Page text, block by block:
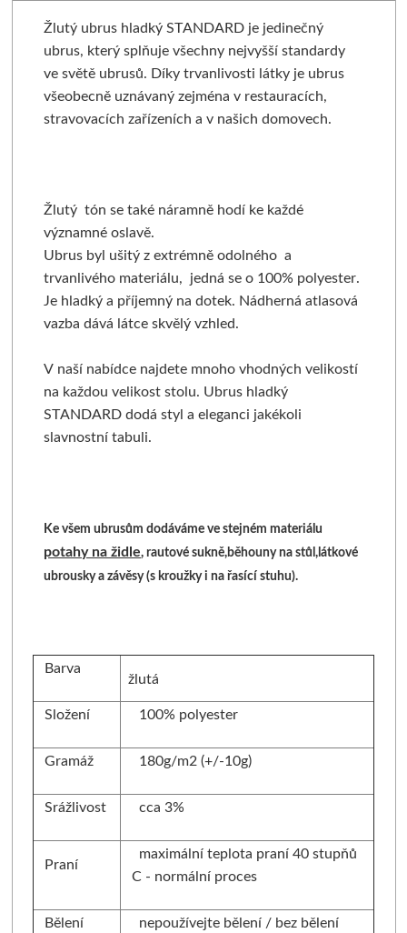
Žlutý ubrus hladký STANDARD je jedinečný
ubrus, který splňuje všechny nejvyšší standardy
ve světě ubrusů. Díky trvanlivosti látky je ubrus
všeobecně uznávaný zejména v restauracích,
stravovacích zařízeních a v našich domovech.
Žlutý tón se také náramně hodí ke každé
významné oslavě.
Ubrus byl ušitý z extrémně odolného a
trvanlivého materiálu, jedná se o 100% polyester.
Je hladký a příjemný na dotek. Nádherná atlasová
vazba dává látce skvělý vzhled.
V naší nabídce najdete mnoho vhodných velikostí
na každou velikost stolu. Ubrus hladký
STANDARD dodá styl a eleganci jakékoli
slavnostní tabuli.
Ke všem ubrusům dodáváme ve stejném materiálu
potahy na židle, rautové sukně,běhouny na stůl,látkové
ubrousky a závěsy (s kroužky i na řasící stuhu).
Barva
žlutá
Složení 100% polyester
Gramáž 180g/m2 (+/-10g)
Srážlivost cca 3%
Praní
maximální teplota praní 40 stupňů
C - normální proces
Bělení nepoužívejte bělení / bez bělení